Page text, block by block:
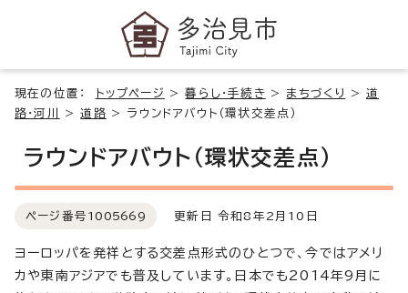
現在の位置： トップページ >暮らし・手続き > まちづくり >道
路・河川
>道路 > ラウンドアバウト（環状交差点）
ラウンドアバウト（環状交差点）
ページ番号 1005669 更新日 令和8年2月10日
ヨーロッパを発祥とする交差点形式のひとつで、今ではアメリ
カや東南アジアでも普及しています。日本でも2014年9月に